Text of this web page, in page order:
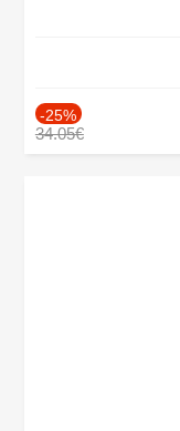
-25%
34.05€